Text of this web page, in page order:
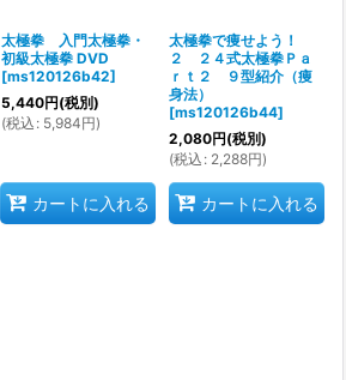
太極拳 入門太極拳・
初級太極拳 DVD
[ms120126b42]
5,440円(税別)
(税込 : 5,984円)
カートに入れる
太極拳で痩せよう！
２ ２４式太極拳Ｐａ
ｒｔ２ ９型紹介（痩
身法）
[ms120126b44]
2,080円(税別)
(税込 : 2,288円)
カートに入れる